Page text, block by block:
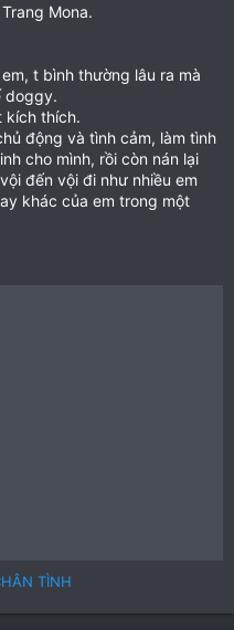
Mona.
t bình thường lâu ra mà
doggy.
kích thích.
động và tình cảm, làm tình
cho mình, rồi còn nán lại
đến vội đi như nhiều em
khác của em trong một
TÌNH